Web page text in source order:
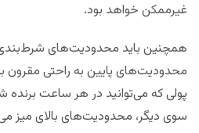
غیرممکن خواهد بود.
همچنین باید محدودیت‌های شرط‌بندی
محدودیت‌های پایین به راحتی مقرون
پولی که می‌توانید در هر ساعت برنده
سوی دیگر، محدودیت‌های بالای میز